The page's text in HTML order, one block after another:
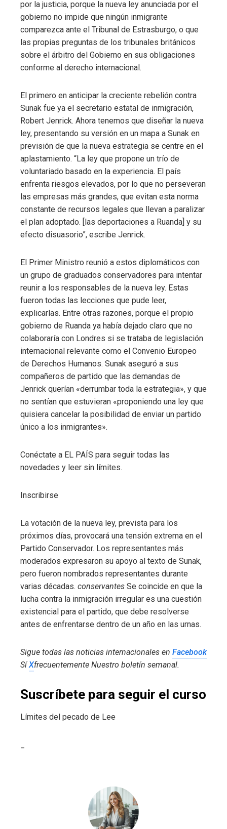
por la justicia, porque la nueva ley anunciada por el
gobierno no impide que ningún inmigrante
comparezca ante el Tribunal de Estrasburgo, o que
las propias preguntas de los tribunales británicos
sobre el árbitro del Gobierno en sus obligaciones
conforme al derecho internacional.
El primero en anticipar la creciente rebelión contra
Sunak fue ya el secretario estatal de inmigración,
Robert Jenrick. Ahora tenemos que diseñar la nueva
ley, presentando su versión en un mapa a Sunak en
previsión de que la nueva estrategia se centre en el
aplastamiento. “La ley que propone un trío de
voluntariado basado en la experiencia. El país
enfrenta riesgos elevados, por lo que no perseveran
las empresas más grandes, que evitan esta norma
constante de recursos legales que llevan a paralizar
el plan adoptado. [las deportaciones a Ruanda] y su
efecto disuasorio”, escribe Jenrick.
El Primer Ministro reunió a estos diplomáticos con
un grupo de graduados conservadores para intentar
reunir a los responsables de la nueva ley. Estas
fueron todas las lecciones que pude leer,
explicarlas. Entre otras razones, porque el propio
gobierno de Ruanda ya había dejado claro que no
colaboraría con Londres si se trataba de legislación
internacional relevante como el Convenio Europeo
de Derechos Humanos. Sunak aseguró a sus
compañeros de partido que las demandas de
Jenrick querían «derrumbar toda la estrategia», y que
no sentían que estuvieran «proponiendo una ley que
quisiera cancelar la posibilidad de enviar un partido
único a los inmigrantes».
Conéctate a EL PAÍS para seguir todas las
novedades y leer sin límites.
Inscribirse
La votación de la nueva ley, prevista para los
próximos días, provocará una tensión extrema en el
Partido Conservador. Los representantes más
moderados expresaron su apoyo al texto de Sunak,
pero fueron nombrados representantes durante
varias décadas. conservantes Se coincide en que la
lucha contra la inmigración irregular es una cuestión
existencial para el partido, que debe resolverse
antes de enfrentarse dentro de un año en las urnas.
Sigue todas las noticias internacionales en Facebook
SíXfrecuentemente Nuestro boletín semanal.
Suscríbete para seguir el curso
Límites del pecado de Lee